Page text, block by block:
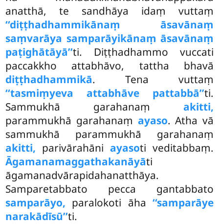
anatthā, te sandhāya idaṃ vuttaṃ
‘‘diṭṭhadhammikānaṃ āsavānaṃ
saṃvarāya samparāyikānaṃ āsavānaṃ
paṭighātāyā’’ti. Diṭṭhadhammo vuccati
paccakkho attabhāvo, tattha bhavā
diṭṭhadhammikā. Tena vuttaṃ
‘‘tasmiṃyeva attabhāve pattabbā’’ti.
Sammukhā garahanaṃ akitti,
parammukhā garahanaṃ ayaso. Atha vā
sammukhā parammukhā garahanaṃ
akitti, parivārahāni ayasoti veditabbaṃ.
Āgamanamaggathakanāyāti
āgamanadvārapidahanatthāya.
Samparetabbato pecca gantabbato
samparāyo, paralokoti āha ‘‘samparāye
narakādīsū’’ti.